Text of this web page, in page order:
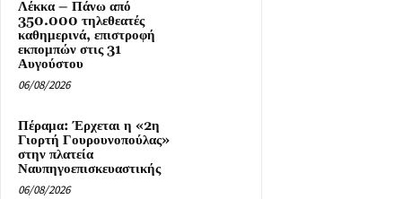
Λέκκα – Πάνω από
350.000 τηλεθεατές
καθημερινά, επιστροφή
εκπομπών στις 31
Αυγούστου
06/08/2026
Πέραμα: Έρχεται η «2η
Γιορτή Γουρουνοπούλας»
στην πλατεία
Ναυπηγοεπισκευαστικής
06/08/2026